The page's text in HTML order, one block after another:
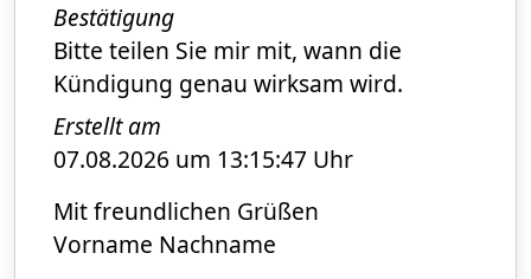
Bestätigung
Bitte teilen Sie mir mit, wann die
Kündigung genau wirksam wird.
Erstellt am
07.08.2026 um 13:15:47 Uhr
Mit freundlichen Grüßen
Vorname Nachname